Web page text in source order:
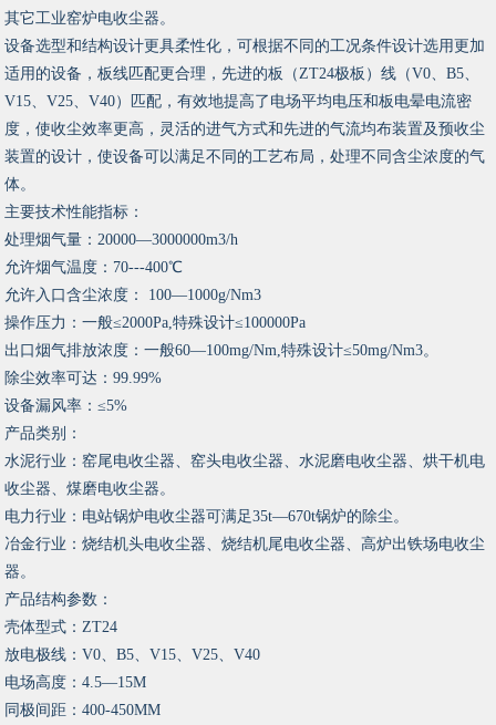
其它工业窑炉电收尘器。
设备选型和结构设计更具柔性化，可根据不同的工况条件设计选用更加
适用的设备，板线匹配更合理，先进的板（ZT24极板）线（V0、B5、
V15、V25、V40）匹配，有效地提高了电场平均电压和板电晕电流密
度，使收尘效率更高，灵活的进气方式和先进的气流均布装置及预收尘
装置的设计，使设备可以满足不同的工艺布局，处理不同含尘浓度的气
体。
主要技术性能指标：
处理烟气量：20000—3000000m3/h
允许烟气温度：70---400℃
允许入口含尘浓度： 100—1000g/Nm3
操作压力：一般≤2000Pa,特殊设计≤100000Pa
出口烟气排放浓度：一般60—100mg/Nm,特殊设计≤50mg/Nm3。
除尘效率可达：99.99%
设备漏风率：≤5%
产品类别：
水泥行业：窑尾电收尘器、窑头电收尘器、水泥磨电收尘器、烘干机电
收尘器、煤磨电收尘器。
电力行业：电站锅炉电收尘器可满足35t—670t锅炉的除尘。
冶金行业：烧结机头电收尘器、烧结机尾电收尘器、高炉出铁场电收尘
器。
产品结构参数：
壳体型式：ZT24
放电极线：V0、B5、V15、V25、V40
电场高度：4.5—15M
同极间距：400-450MM